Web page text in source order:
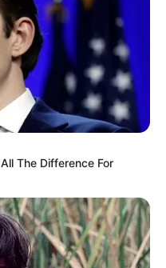
The Difference For